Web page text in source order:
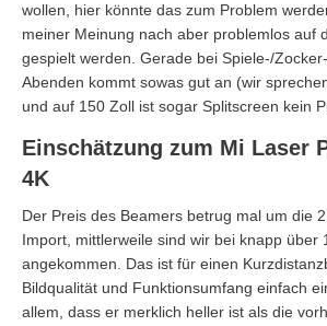
wollen, hier könnte das zum Problem
meiner Meinung nach aber problemlos auf
gespielt werden. Gerade bei Spiele-/
Abenden kommt sowas gut an (wir
und auf 150 Zoll ist sogar Splitscreen kein
Einschätzung zum Mi Laser
4K
Der Preis des Beamers betrug mal um die
Import, mittlerweile sind wir bei knapp über
angekommen. Das ist für einen
Bildqualität und Funktionsumfang einfach
allem, dass er merklich heller ist als die